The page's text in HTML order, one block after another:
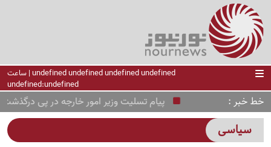
undefined undefined undefined undefined | ساعت
undefined:undefined
خط خبر پیام تسلیت وزیر امور خارجه در پی درگذشت
سیاسی